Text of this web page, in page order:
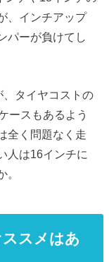
、インチアップ
パーが負けてし
タイヤコストの
ースもあるよう
全く問題なく走
人は16インチに
スメはあ